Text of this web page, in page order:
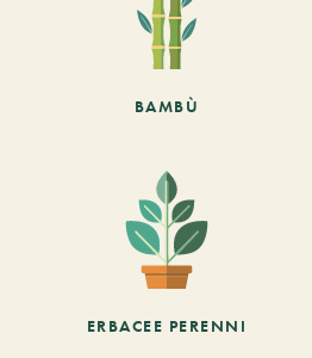
BAMBÙ
ERBACEE PERENNI